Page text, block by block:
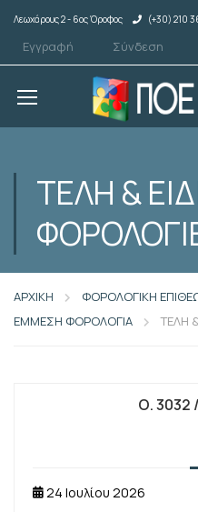
Λεωχάρους 2 - 6ος Όροφος (+30) 210
Εγγραφή Σύνδεση
ΤΕΛΗ &
ΑΡΧΙΚΗ ΦΟΡΟΛΟΓΙΚΗ
ΕΜΜΕΣΗ ΦΟΡΟΛΟΓΙΑ
ΤΕΛΗ
Ο. 3032
24 Ιουλίου 2026